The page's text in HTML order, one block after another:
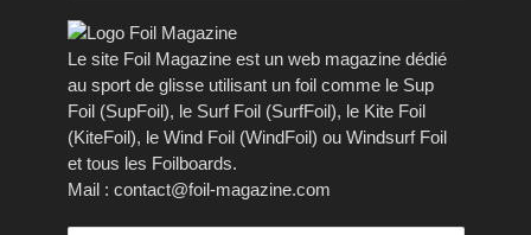
Le site Foil Magazine est un web magazine dédié
au sport de glisse utilisant un foil comme le Sup
Foil (SupFoil), le Surf Foil (SurfFoil), le Kite Foil
(KiteFoil), le Wind Foil (WindFoil) ou Windsurf Foil
et tous les Foilboards.
Mail : contact@foil-magazine.com